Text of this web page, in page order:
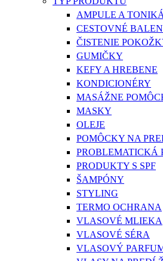
AMPULE A TONIKÁ
CESTOVNÉ
ČISTENIE
GUMIČKY
KEFY A HREBENE
KONDICIONÉRY
MASÁŽNE
MASKY
OLEJE
POMÔCKY NA
PROBLEMATICKÁ
PRODUKTY S SPF
ŠAMPÓNY
STYLING
TERMO OCHRANA
VLASOVÉ MLIEKA
VLASOVÉ SÉRA
VLASOVÝ